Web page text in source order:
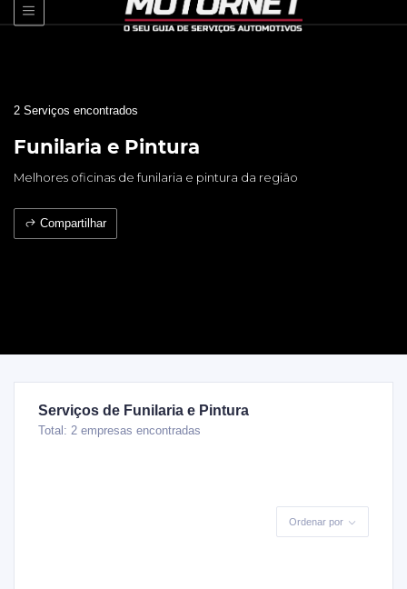
2 Serviços encontrados
Funilaria e Pintura
Melhores oficinas de funilaria e pintura da região
Compartilhar
Serviços de Funilaria e Pintura
Total: 2 empresas encontradas
Ordenar por